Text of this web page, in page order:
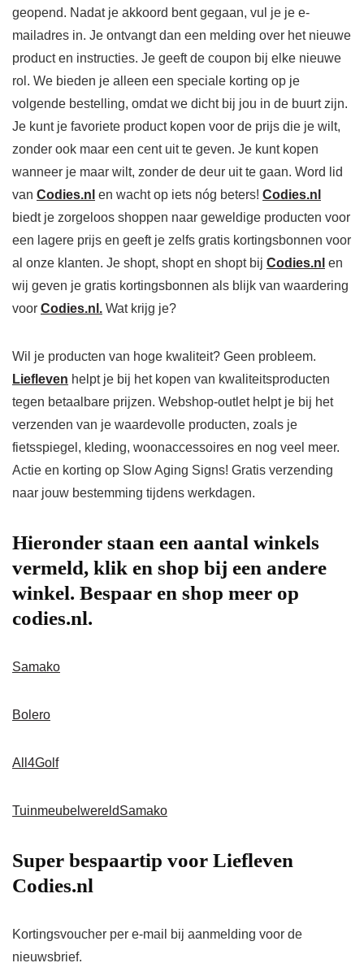
geopend. Nadat je akkoord bent gegaan, vul je je e-
mailadres in. Je ontvangt dan een melding over het nieuwe
product en instructies. Je geeft de coupon bij elke nieuwe
rol. We bieden je alleen een speciale korting op je
volgende bestelling, omdat we dicht bij jou in de buurt zijn.
Je kunt je favoriete product kopen voor de prijs die je wilt,
zonder ook maar een cent uit te geven. Je kunt kopen
wanneer je maar wilt, zonder de deur uit te gaan. Word lid
van Codies.nl en wacht op iets nóg beters! Codies.nl
biedt je zorgeloos shoppen naar geweldige producten voor
een lagere prijs en geeft je zelfs gratis kortingsbonnen voor
al onze klanten. Je shopt, shopt en shopt bij Codies.nl en
wij geven je gratis kortingsbonnen als blijk van waardering
voor Codies.nl. Wat krijg je?
Wil je producten van hoge kwaliteit? Geen probleem.
Liefleven helpt je bij het kopen van kwaliteitsproducten
tegen betaalbare prijzen. Webshop-outlet helpt je bij het
verzenden van je waardevolle producten, zoals je
fietsspiegel, kleding, woonaccessoires en nog veel meer.
Actie en korting op Slow Aging Signs! Gratis verzending
naar jouw bestemming tijdens werkdagen.
Hieronder staan een aantal winkels
vermeld, klik en shop bij een andere
winkel. Bespaar en shop meer op
codies.nl.
Samako
Bolero
All4Golf
TuinmeubelwereldSamako
Super bespaartip voor Liefleven
Codies.nl
Kortingsvoucher per e-mail bij aanmelding voor de
nieuwsbrief.